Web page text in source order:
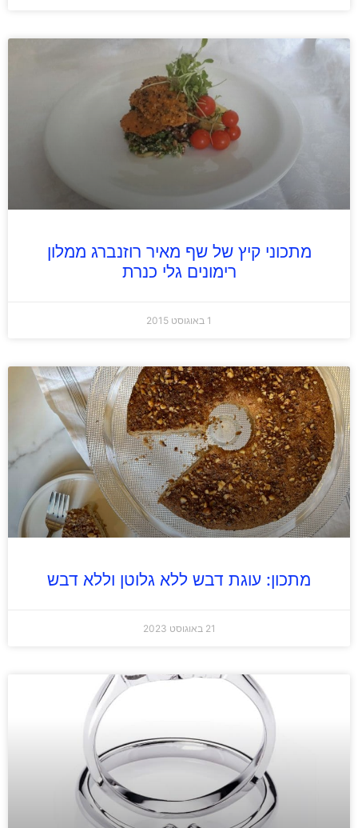
מתכוני קיץ של שף מאיר רוזנברג ממלון
רימונים גלי כנרת
1 באוגוסט 2015
מתכון: עוגת דבש ללא גלוטן וללא דבש
21 באוגוסט 2023